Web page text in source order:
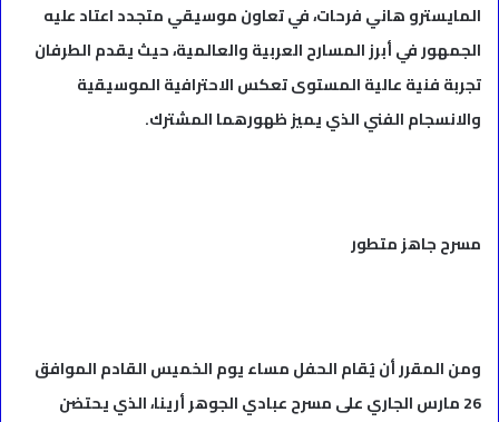
المايسترو هاني فرحات، في تعاون موسيقي متجدد اعتاد عليه
الجمهور في أبرز المسارح العربية والعالمية، حيث يقدم الطرفان
تجربة فنية عالية المستوى تعكس الاحترافية الموسيقية
والانسجام الفني الذي يميز ظهورهما المشترك.
مسرح جاهز متطور
ومن المقرر أن يُقام الحفل مساء يوم الخميس القادم الموافق
26 مارس الجاري على مسرح عبادي الجوهر أرينا، الذي يحتضن